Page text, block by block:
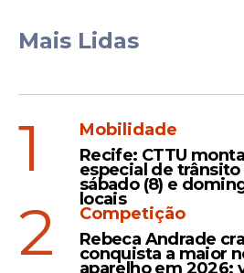
Agenda
PB: São
Santa Rita
Senna,
Mais Lidas
1
Mobilidade
Recife: CTTU
especial de
sábado (8) e
locais
2
Competição
Rebeca Andrade
conquista a maior
aparelho em 2026;